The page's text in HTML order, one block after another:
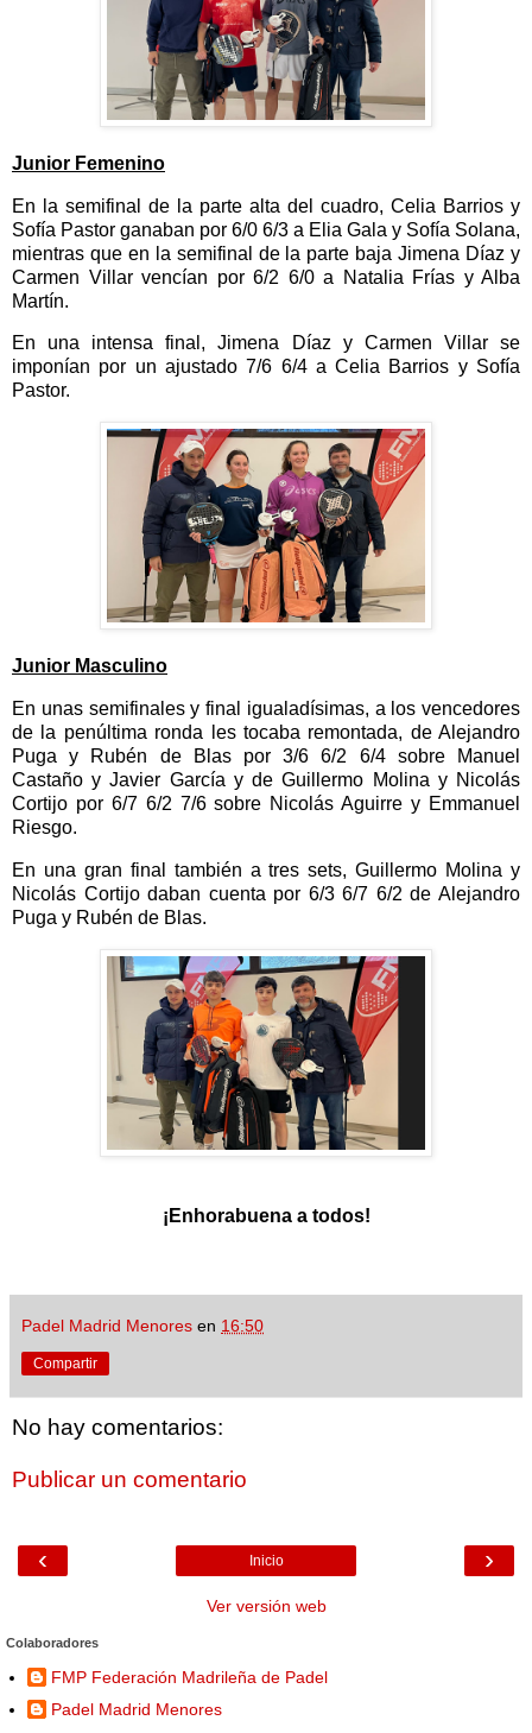
Junior Femenino
En la semifinal de la parte alta del cuadro, Celia Barrios y
Sofía Pastor ganaban por 6/0 6/3 a Elia Gala y Sofía Solana,
mientras que en la semifinal de la parte baja Jimena Díaz y
Carmen Villar vencían por 6/2 6/0 a Natalia Frías y Alba
Martín.
En una intensa final, Jimena Díaz y Carmen Villar se
imponían por un ajustado 7/6 6/4 a Celia Barrios y Sofía
Pastor.
Junior Masculino
En unas semifinales y final igualadísimas, a los vencedores
de la penúltima ronda les tocaba remontada, de Alejandro
Puga y Rubén de Blas por 3/6 6/2 6/4 sobre Manuel
Castaño y Javier García y de Guillermo Molina y Nicolás
Cortijo por 6/7 6/2 7/6 sobre Nicolás Aguirre y Emmanuel
Riesgo.
En una gran final también a tres sets, Guillermo Molina y
Nicolás Cortijo daban cuenta por 6/3 6/7 6/2 de Alejandro
Puga y Rubén de Blas.
¡Enhorabuena a todos!
Padel Madrid Menores en 16:50
Compartir
No hay comentarios:
Publicar un comentario
‹ ›
Inicio
Ver versión web
Colaboradores
FMP Federación Madrileña de Padel
Padel Madrid Menores